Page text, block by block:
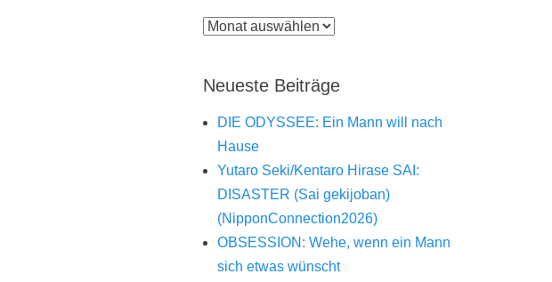
Archiv
Neueste Beiträge
DIE ODYSSEE: Ein Mann will nach
Hause
Yutaro Seki/Kentaro Hirase SAI:
DISASTER (Sai gekijoban)
(NipponConnection2026)
OBSESSION: Wehe, wenn ein Mann
sich etwas wünscht